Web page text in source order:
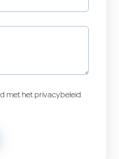
met het privacybeleid